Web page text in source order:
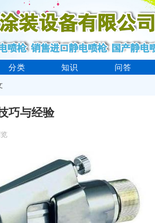
分类 知识 问答
巧与经验